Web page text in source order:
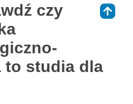
czy
to studia dla